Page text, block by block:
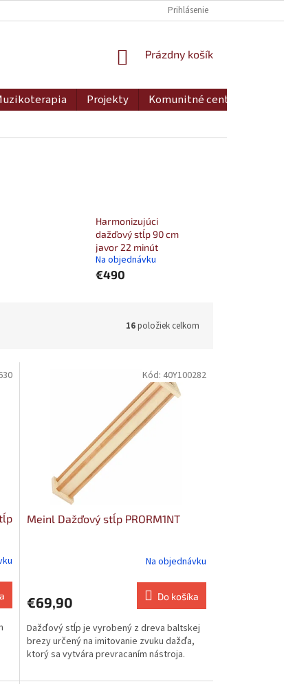
ÚDAJOV MOJA OBJEDNÁVKA
Prihlásenie
NÁKUPNÝ
Prázdny košík
Projekty Komunitné centrum
Harmonizujúci
dažďový stĺp 90 cm
javor 22 minút
Na objednávku
€490
16položiek celkom
Meinl Dažďový stĺp PRORM1NT
Na objednávku
€69,90 Do košíka
Dažďový stĺp je vyrobený z dreva baltskej
brezy určený na imitovanie zvuku dažďa,
ktorý sa vytvára prevracaním nástroja.
Kód: 40Y100282